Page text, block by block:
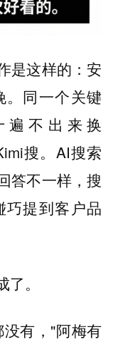
是这样的：安
。同一个关键
不出来换
搜。AI搜索
答不一样，搜
巧提到客户品
。
有，"阿梅有